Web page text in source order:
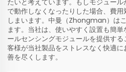
たいと考えています。もしモジュー
で動作しなくなったりした場合、費
しまいます。中曼（Zhongman）は
ます。当社は、使いやすく設置も簡
ールセンシングモジュールを提供す
客様が当社製品をストレスなく快適
善を尽くします。